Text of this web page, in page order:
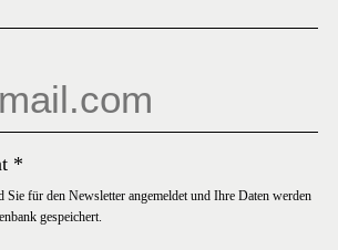
*
Sie für den Newsletter angemeldet und Ihre Daten werden
gespeichert.